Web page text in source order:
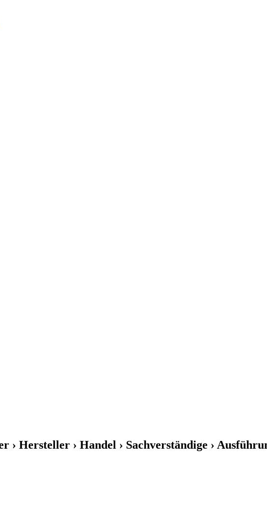
› Hersteller › Handel › Sachverständige ›